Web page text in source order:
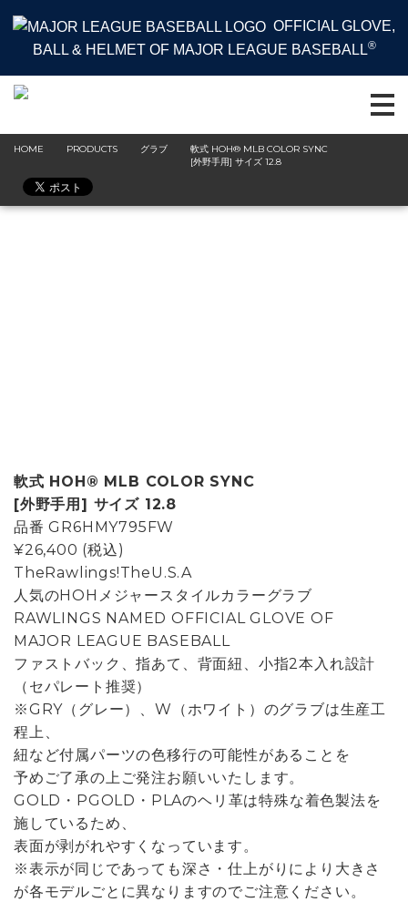
OFFICIAL GLOVE,
BALL & HELMET OF MAJOR LEAGUE BASEBALL®
HOME PRODUCTS グラブ
軟式 HOH® MLB COLOR SYNC
[外野手用] サイズ 12.8
軟式 HOH® MLB COLOR SYNC
[外野手用] サイズ 12.8
品番 GR6HMY795FW
¥26,400 (税込)
TheRawlings!TheU.S.A
人気のHOHメジャースタイルカラーグラブ
RAWLINGS NAMED OFFICIAL GLOVE OF
MAJOR LEAGUE BASEBALL
ファストバック、指あて、背面紐、小指2本入れ設計
（セパレート推奨）
※GRY（グレー）、W（ホワイト）のグラブは生産工
程上、
紐など付属パーツの色移行の可能性があることを
予めご了承の上ご発注お願いいたします。
GOLD・PGOLD・PLAのヘリ革は特殊な着色製法を
施しているため、
表面が剥がれやすくなっています。
※表示が同じであっても深さ・仕上がりにより大きさ
が各モデルごとに異なりますのでご注意ください。